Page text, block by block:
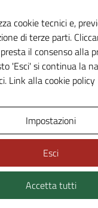
del sito
Design s.r.l.
cookie tecnici e,
di terze parti.
il consenso alla
'Esci' si continua la
Link alla cookie policy
Impostazioni
Esci
Accetta tutti